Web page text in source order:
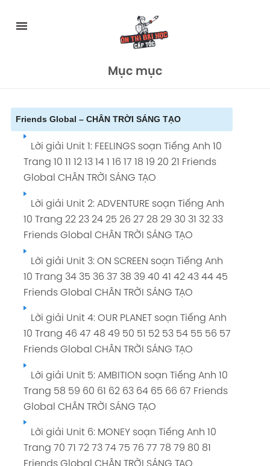
menu
Mục mục
Friends Global – CHÂN TRỜI SÁNG TẠO
Lời giải Unit 1: FEELINGS soạn Tiếng Anh 10
Trang 10 11 12 13 14 1 16 17 18 19 20 21 Friends
Global CHÂN TRỜI SÁNG TẠO
Lời giải Unit 2: ADVENTURE soạn Tiếng Anh
10 Trang 22 23 24 25 26 27 28 29 30 31 32 33
Friends Global CHÂN TRỜI SÁNG TẠO
Lời giải Unit 3: ON SCREEN soạn Tiếng Anh
10 Trang 34 35 36 37 38 39 40 41 42 43 44 45
Friends Global CHÂN TRỜI SÁNG TẠO
Lời giải Unit 4: OUR PLANET soạn Tiếng Anh
10 Trang 46 47 48 49 50 51 52 53 54 55 56 57
Friends Global CHÂN TRỜI SÁNG TẠO
Lời giải Unit 5: AMBITION soạn Tiếng Anh 10
Trang 58 59 60 61 62 63 64 65 66 67 Friends
Global CHÂN TRỜI SÁNG TẠO
Lời giải Unit 6: MONEY soạn Tiếng Anh 10
Trang 70 71 72 73 74 75 76 77 78 79 80 81